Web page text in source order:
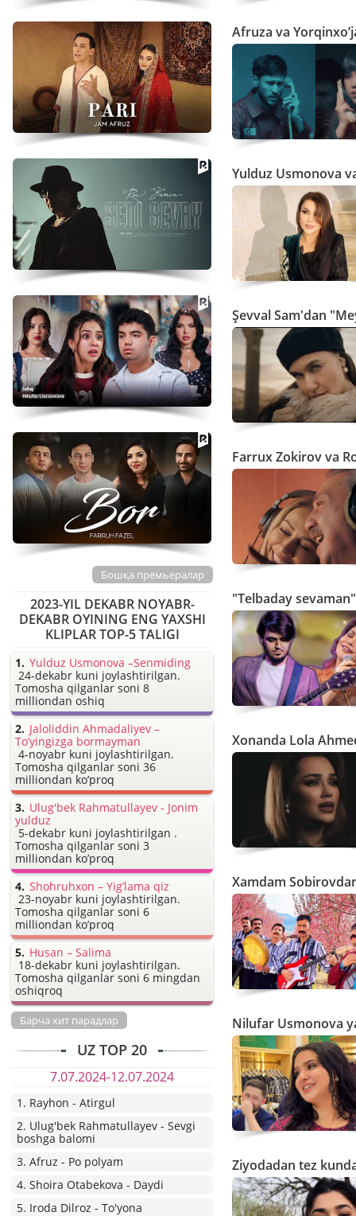
Afruza va
Yulduz Usmonova
Şevval Sam'dan
Farrux Zokirov va
"Telbaday
Xonanda Lola
Xamdam
Nilufar Usmonova
Ziyodadan tez
Бошқа премьералар
2023-YIL DEKABR NOYABR-
DEKABR OYINING ENG YAXSHI
KLIPLAR TOP-5 TALIGI
Yulduz Usmonova –Senmiding
24-dekabr kuni joylashtirilgan.
Tomosha qilganlar soni 8
milliondan oshiq
Jaloliddin Ahmadaliyev –
To’yingizga bormayman
4-noyabr kuni joylashtirilgan.
Tomosha qilganlar soni 36
milliondan ko’proq
Ulug'bek Rahmatullayev - Jonim
yulduz
5-dekabr kuni joylashtirilgan .
Tomosha qilganlar soni 3
milliondan ko’proq
Shohruhxon – Yig’lama qiz
23-noyabr kuni joylashtirilgan.
Tomosha qilganlar soni 6
milliondan ko’proq
Husan – Salima
18-dekabr kuni joylashtirilgan.
Tomosha qilganlar soni 6 mingdan
oshiqroq
Барча хит парадлар
UZ TOP 20
7.07.2024-12.07.2024
1. Rayhon - Atirgul
2. Ulug'bek Rahmatullayev - Sevgi
boshga balomi
3. Afruz - Po polyam
4. Shoira Otabekova - Daydi
5. Iroda Dilroz - To'yona